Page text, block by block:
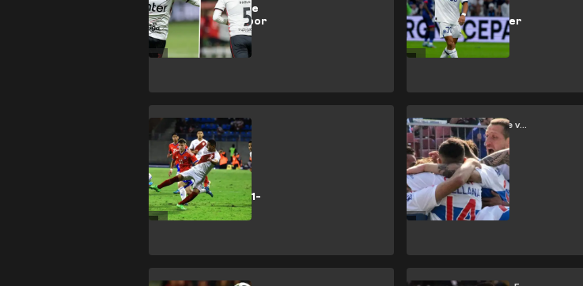
La cuarta final de
Scolari, que va por
el 'tri' (2-2)
Dos semanas le
bastaron para ser
el líder
FEATURES
Chile levantó y
ganó a Perú con
gol de Aravena (1-
0)
Universidad de Chile vs Universidad Católica
La U armó la
fiesta, Católica
goleó y disfrutó
como ninguno